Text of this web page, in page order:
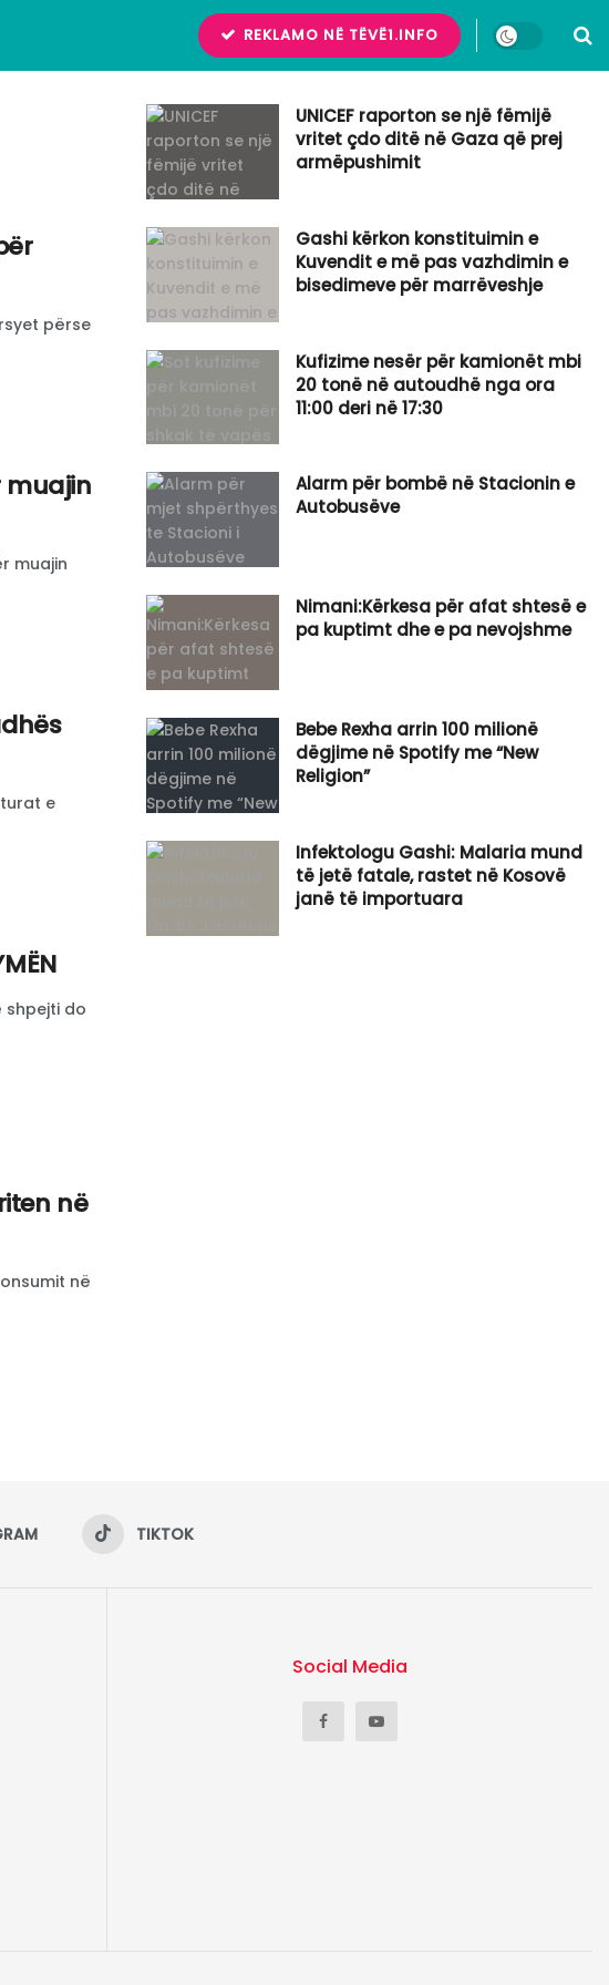
REKLAMO NË TËVË1.INFO
përse
muajin
muajin
e
shpejti do
në
në
UNICEF raporton se një fëmijë
vritet çdo ditë në Gaza që prej
armëpushimit
Gashi kërkon konstituimin e
Kuvendit e më pas vazhdimin e
bisedimeve për marrëveshje
Kufizime nesër për kamionët mbi
20 tonë në autoudhë nga ora
11:00 deri në 17:30
Alarm për bombë në Stacionin e
Autobusëve
Nimani:Kërkesa për afat shtesë e
pa kuptimt dhe e pa nevojshme
Bebe Rexha arrin 100 milionë
dëgjime në Spotify me “New
Religion”
Infektologu Gashi: Malaria mund
të jetë fatale, rastet në Kosovë
janë të importuara
TIKTOK
Social Media